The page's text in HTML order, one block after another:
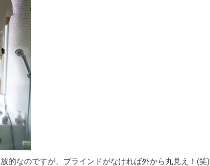
的なのですが、ブラインドがなければ外から丸見え！(笑)